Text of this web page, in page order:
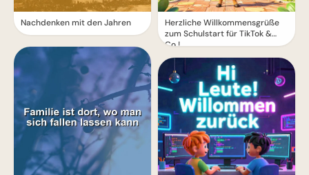
Nachdenken mit den Jahren
Herzliche Willkommensgrüße
zum Schulstart für TikTok &
Co.!